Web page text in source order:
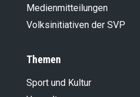
Medienmitteilungen
Volksinitiativen der SVP
Themen
Sport und Kultur